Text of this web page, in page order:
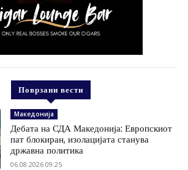
Поврзани вести
Македонија
Дебата на СДА Македонија: Европскиот
пат блокиран, изолацијата станува
државна политика
06.08.2026 09:25